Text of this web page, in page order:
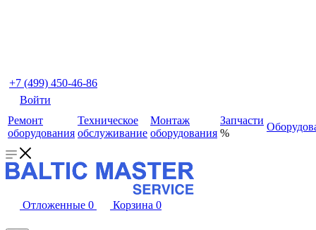
+7 (499) 450-46-86
Войти
Ремонт
оборудования
Техническое
обслуживание
Монтаж
оборудования
Запчасти
%
Отложенные 0 Корзина 0